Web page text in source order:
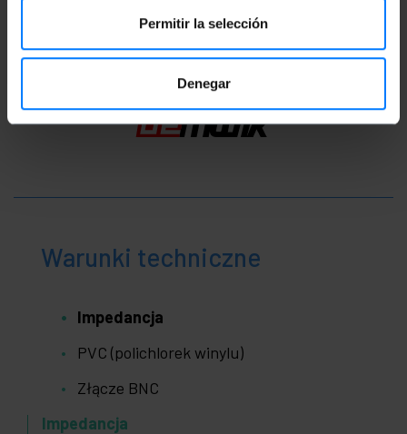
Permitir la selección
Denegar
Warunki techniczne
Impedancja
PVC (polichlorek winylu)
Złącze BNC
Impedancja